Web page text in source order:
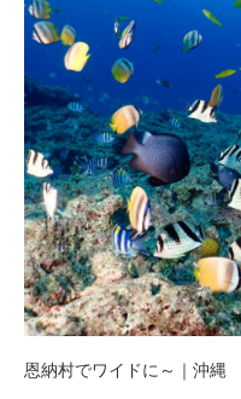
恩納村でワイドに～｜沖縄